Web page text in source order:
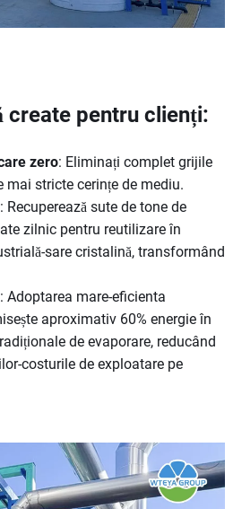
create pentru clienți:
zero: Eliminați complet grijile
mai stricte cerințe de mediu.
: Recuperează sute de tone de
zilnic pentru reutilizare în
sare cristalină, transformând
: Adoptarea mare-eficienta
aproximativ 60% energie în
de evaporare, reducând
costurile de exploatare pe